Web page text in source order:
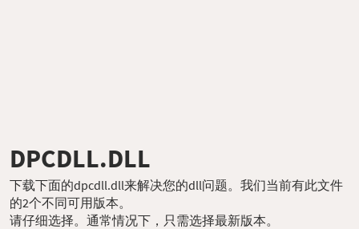
DPCDLL.DLL
下载下面的dpcdll.dll来解决您的dll问题。我们当前有此文件
的2个不同可用版本。
请仔细选择。通常情况下，只需选择最新版本。